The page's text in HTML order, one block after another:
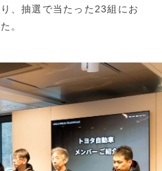
、抽選で当たった23組にお
。